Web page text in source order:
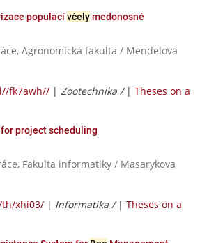
populacívčelymedonosné
Agronomická fakulta / Mendelova
fk7awh// | Zootechnika / | Theses on a
project scheduling
Fakulta informatiky / Masarykova
xhi03/ | Informatika / | Theses on a